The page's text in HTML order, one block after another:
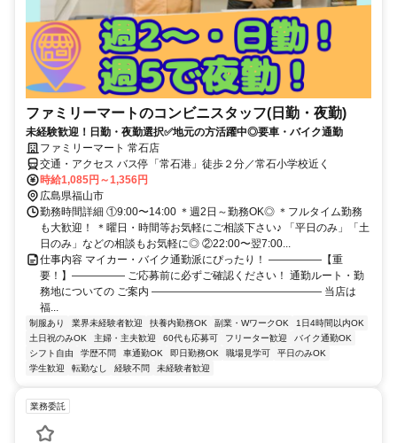
ファミリーマートのコンビニスタッフ(日勤・夜勤)
未経験歓迎！日勤・夜勤選択✅地元の方活躍中◎要車・バイク通勤
ファミリーマート 常石店
交通・アクセス バス停「常石港」徒歩２分／常石小学校近く
時給1,085円～1,356円
広島県福山市
勤務時間詳細 ①9:00〜14:00 ＊週2日～勤務OK◎ ＊フルタイム勤務
も大歓迎！ ＊曜日・時間等お気軽にご相談下さい♪ 「平日のみ」「土
日のみ」などの相談もお気軽に◎ ②22:00〜翌7:00...
仕事内容 マイカー・バイク通勤派にぴったり！ ―――――【重
要！】――――― ご応募前に必ずご確認ください！ 通勤ルート・勤
務地についての ご案内 ―――――――――――――――― 当店は
福...
制服あり 業界未経験者歓迎 扶養内勤務OK 副業・WワークOK
1日4時間以内OK
土日祝のみOK
主婦・主夫歓迎 60代も応募可 フリーター歓迎
バイク通勤OK
シフト自由
学歴不問 車通勤OK 即日勤務OK 職場見学可
平日のみOK
学生歓迎
転勤なし 経験不問 未経験者歓迎
業務委託